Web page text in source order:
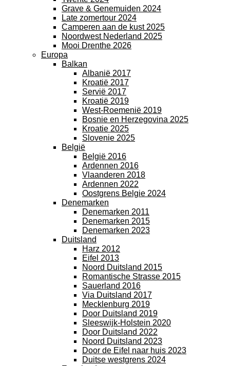
Grave & Genemuiden 2024
Late zomertour 2024
Camperen aan de kust 2025
Noordwest Nederland 2025
Mooi Drenthe 2026
Europa
Balkan
Albanië 2017
Kroatië 2017
Servië 2017
Kroatië 2019
West-Roemenië 2019
Bosnie en Herzegovina 2025
Kroatie 2025
Slovenie 2025
België
België 2016
Ardennen 2016
Vlaanderen 2018
Ardennen 2022
Oostgrens Belgie 2024
Denemarken
Denemarken 2011
Denemarken 2015
Denemarken 2023
Duitsland
Harz 2012
Eifel 2013
Noord Duitsland 2015
Romantische Strasse 2015
Sauerland 2016
Via Duitsland 2017
Mecklenburg 2019
Door Duitsland 2019
Sleeswijk-Holstein 2020
Door Duitsland 2022
Noord Duitsland 2023
Door de Eifel naar huis 2023
Duitse westgrens 2024